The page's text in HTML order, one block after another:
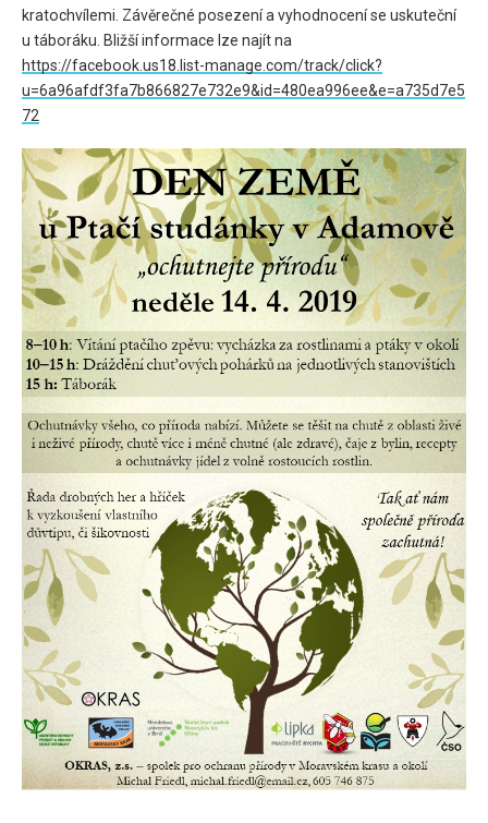
kratochvílemi. Závěrečné posezení a vyhodnocení se uskuteční
u táboráku. Bližší informace lze najít na
https://facebook.us18.list-manage.com/track/click?
u=6a96afdf3fa7b866827e732e9&id=480ea996ee&e=a735d7e5
72